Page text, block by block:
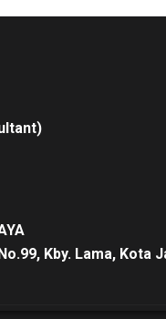
Kby. Lama, Kota